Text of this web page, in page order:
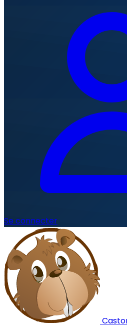
Se connecter